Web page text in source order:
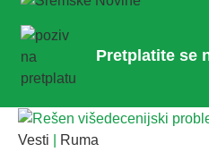
Pretplatite se
Vesti
Ruma